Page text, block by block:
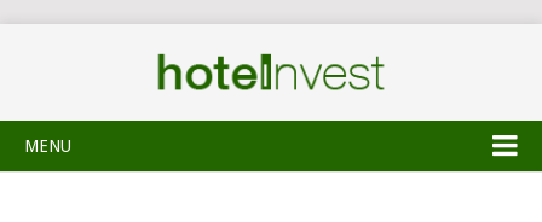
MENU